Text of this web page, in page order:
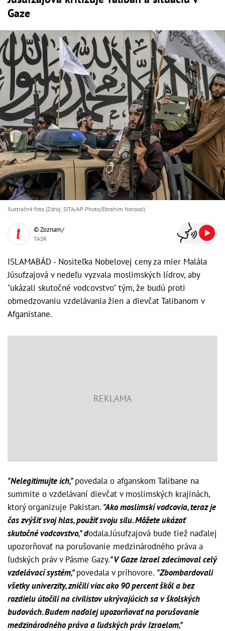
Gaze
Ilustračné foto (Zdroj: SITA/AP Photo/Ebrahim Noroozi)
© Zoznam/
TASR
ISLAMABÁD - Nositeľka Nobelovej ceny za mier Malála
Júsufzajová v nedeľu vyzvala moslimských lídrov, aby
"ukázali skutočné vodcovstvo" tým, že budú proti
obmedzovaniu vzdelávania žien a dievčat Talibanom v
Afganistane.
"Nelegitimujte ich,"povedala o afganskom Talibane na
summite o vzdelávaní dievčat v moslimských krajinách,
ktorý organizuje Pakistan. "Ako moslimskí vodcovia, teraz je
čas zvýšiť svoj hlas, použiť svoju silu. Môžete ukázať
skutočné vodcovstvo," dodala.Júsufzajová bude tiež naďalej
upozorňovať na porušovanie medzinárodného práva a
ľudských práv v Pásme Gazy."V Gaze Izrael zdecimoval celý
vzdelávací systém,"povedala v príhovore. "Zbombardovali
všetky univerzity, zničili viac ako 90 percent škôl a bez
rozdielu útočili na civilistov ukrývajúcich sa v školských
budovách. Budem naďalej upozorňovať na porušovanie
medzinárodného práva a ľudských práv Izraelom,"